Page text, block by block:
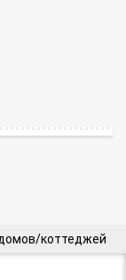
коттеджей